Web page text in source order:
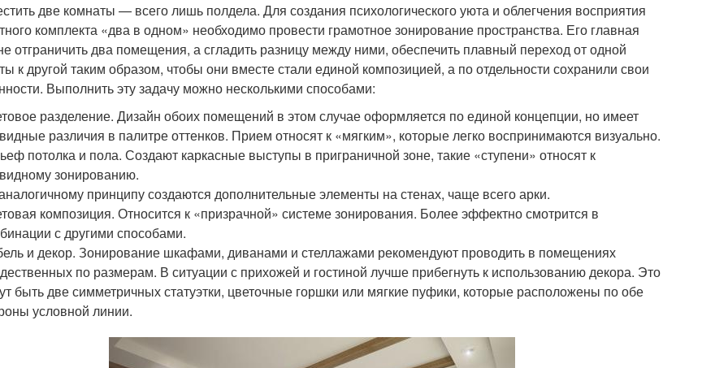
две комнаты — всего лишь полдела. Для создания психологического уюта и облегчения восприятия
комплекта «два в одном» необходимо провести грамотное зонирование пространства. Его главная
отграничить два помещения, а сгладить разницу между ними, обеспечить плавный переход от одной
к другой таким образом, чтобы они вместе стали единой композицией, а по отдельности сохранили свои
Выполнить эту задачу можно несколькими способами:
разделение. Дизайн обоих помещений в этом случае оформляется по единой концепции, но имеет
различия в палитре оттенков. Прием относят к «мягким», которые легко воспринимаются визуально.
потолка и пола. Создают каркасные выступы в приграничной зоне, такие «ступени» относят к
зонированию.
принципу создаются дополнительные элементы на стенах, чаще всего арки.
композиция. Относится к «призрачной» системе зонирования. Более эффектно смотрится в
с другими способами.
и декор. Зонирование шкафами, диванами и стеллажами рекомендуют проводить в помещениях
по размерам. В ситуации с прихожей и гостиной лучше прибегнуть к использованию декора. Это
быть две симметричных статуэтки, цветочные горшки или мягкие пуфики, которые расположены по обе
условной линии.